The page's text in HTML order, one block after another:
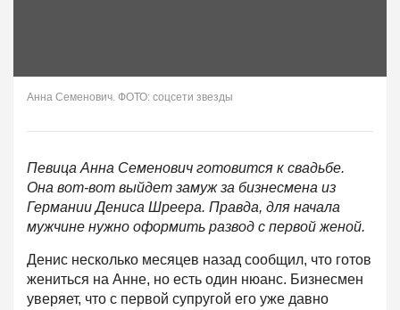
Анна Семенович. ФОТО: соцсети звезды
Певица Анна Семенович готовится к свадьбе.
Она вот-вот выйдет замуж за бизнесмена из
Германии Дениса Шреера. Правда, для начала
мужчине нужно оформить развод с первой женой.
Денис несколько месяцев назад сообщил, что готов
жениться на Анне, но есть один нюанс. Бизнесмен
уверяет, что с первой супругой его уже давно